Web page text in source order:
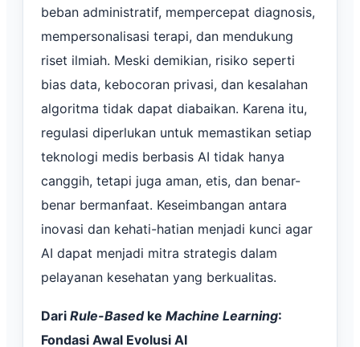
beban administratif, mempercepat diagnosis,
mempersonalisasi terapi, dan mendukung
riset ilmiah. Meski demikian, risiko seperti
bias data, kebocoran privasi, dan kesalahan
algoritma tidak dapat diabaikan. Karena itu,
regulasi diperlukan untuk memastikan setiap
teknologi medis berbasis AI tidak hanya
canggih, tetapi juga aman, etis, dan benar-
benar bermanfaat. Keseimbangan antara
inovasi dan kehati-hatian menjadi kunci agar
AI dapat menjadi mitra strategis dalam
pelayanan kesehatan yang berkualitas.
Dari Rule-Basedke Machine Learning:
Fondasi Awal Evolusi AI